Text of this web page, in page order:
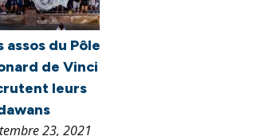
assos du Pôle
de Vinci
leurs
23, 2021